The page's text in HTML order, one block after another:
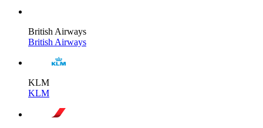
British Airways
British Airways
KLM
KLM